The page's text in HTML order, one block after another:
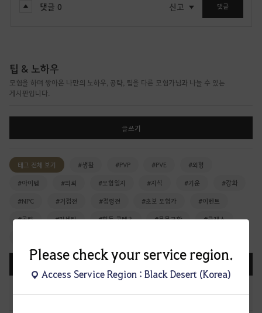
Please check your service region.
Access Service Region : Black Desert (Korea)
댓글 0 신고 댓글
팁 & 노하우
모험을 하며 쌓아온 나만의 노하우, 공략, 팁을 다른 모험가님과 나눌 수 있는
게시판입니다.
글쓰기
태그 전체 보기 #생활 #PVP #PVE #외형
#아이템 #의뢰 #모험일지 #지식 #기운 #강화
#NPC #거점전 #점령전 #초보 모험가 #이벤트
#공략 #미세팁 #협동 콘텐츠 #물물교환 #클래스
화제순
19